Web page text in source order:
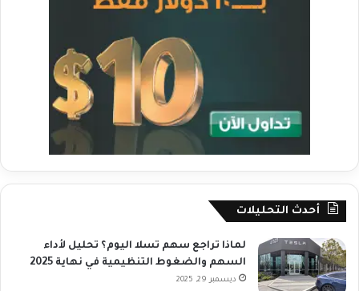
أحدث التحليلات
لماذا تراجع سهم تسلا اليوم؟ تحليل لأداء
السهم والضغوط التنظيمية في نهاية 2025
ديسمبر 29, 2025